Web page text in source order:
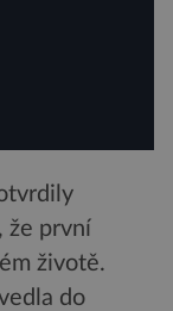
že první
životě.
do